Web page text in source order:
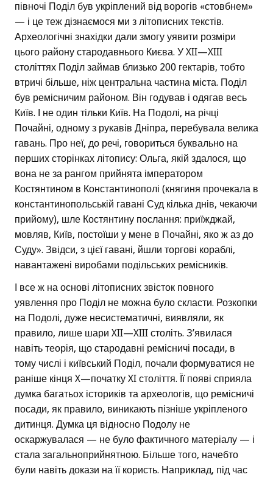
півночі Поділ був укріплений від ворогів «стовбнем»
— і це теж дізнаємося ми з літописних текстів.
Археологічні знахідки дали змогу уявити розміри
цього району стародавнього Києва. У XII—XIII
століттях Поділ займав близько 200 гектарів, тобто
втричі більше, ніж центральна частина міста. Поділ
був ремісничим районом. Він годував і одягав весь
Київ. І не один тільки Київ. На Подолі, на річці
Почайні, одному з рукавів Дніпра, перебувала велика
гавань. Про неї, до речі, говориться буквально на
перших сторінках літопису: Ольга, якій здалося, що
вона не за рангом прийнята імператором
Костянтином в Константинополі (княгиня прочекала в
константинопольській гавані Суд кілька днів, чекаючи
прийому), шле Костянтину послання: приїжджай,
мовляв, Київ, постоїши у мене в Почайні, яко ж аз до
Суду». Звідси, з цієї гавані, йшли торгові кораблі,
навантажені виробами подільських ремісників.
І все ж на основі літописних звісток повного
уявлення про Поділ не можна було скласти. Розкопки
на Подолі, дуже несистематичні, виявляли, як
правило, лише шари XII—XIII століть. З’явилася
навіть теорія, що стародавні ремісничі посади, в
тому числі і київський Поділ, почали формуватися не
раніше кінця X—початку XI століття. Її появі сприяла
думка багатьох істориків та археологів, що ремісничі
посади, як правило, виникають пізніше укріпленого
дитинця. Думка ця відносно Подолу не
оскаржувалася — не було фактичного матеріалу — і
стала загальноприйнятною. Більше того, начебто
були навіть докази на її користь. Наприклад, під час